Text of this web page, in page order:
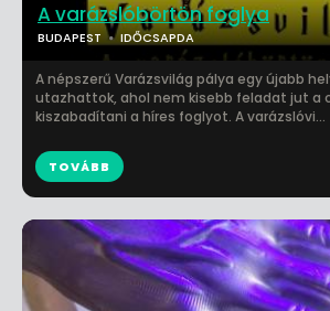
A varázslóbörtön foglya
BUDAPEST IDŐCSAPDA
A népszerű Varázsvilág pálya egy újabb
utazhattok, ahol nem kisebb feladat jut a
kiszabadítani a híres foglyot. A varázslóvi...
TOVÁBB